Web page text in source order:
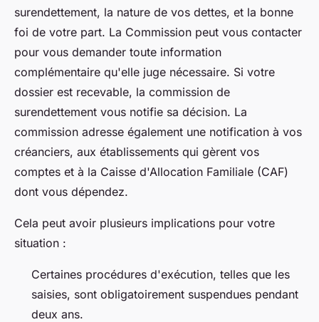
surendettement, la nature de vos dettes, et la bonne
foi de votre part. La Commission peut vous contacter
pour vous demander toute information
complémentaire qu'elle juge nécessaire. Si votre
dossier est recevable, la commission de
surendettement vous notifie sa décision. La
commission adresse également une notification à vos
créanciers, aux établissements qui gèrent vos
comptes et à la Caisse d'Allocation Familiale (CAF)
dont vous dépendez.
Cela peut avoir plusieurs implications pour votre
situation :
Certaines procédures d'exécution, telles que les
saisies, sont obligatoirement suspendues pendant
deux ans.